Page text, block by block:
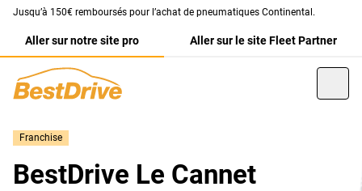
Jusqu’à 150€ remboursés pour l’achat de pneumatiques Continental.
Aller sur notre site pro Aller sur le site Fleet Partner
Franchise
BestDrive Le Cannet